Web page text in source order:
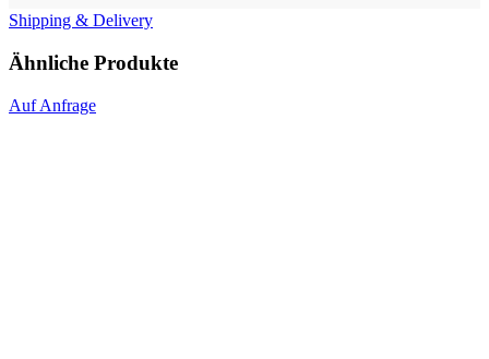
Shipping & Delivery
Ähnliche Produkte
Auf Anfrage